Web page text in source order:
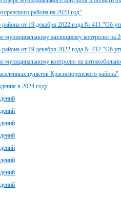
района на 2023 год"
района от 19 декабря 2022 года № 411 "Об
муниципальному жилищному контролю на
района от 19 декабря 2022 года № 412 "Об
муниципальному контролю на
пунктов Краснозоренского района"
в 2024 году